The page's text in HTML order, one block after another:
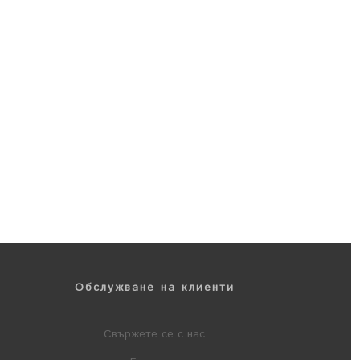
Обслужване на клиенти
Свържете се с нас